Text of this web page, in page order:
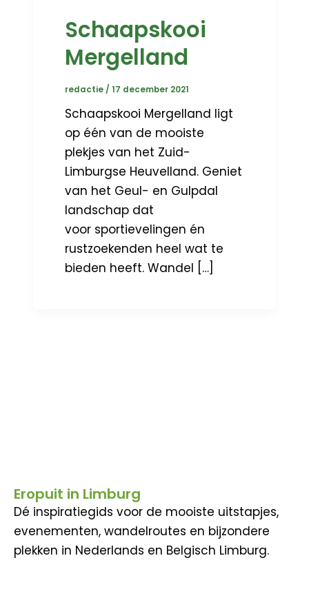
Schaapskooi
Mergelland
redactie /17 december 2021
Schaapskooi Mergelland ligt
op één van de mooiste
plekjes van het Zuid-
Limburgse Heuvelland. Geniet
van het Geul- en Gulpdal
landschap dat
voor sportievelingen én
rustzoekenden heel wat te
bieden heeft. Wandel […]
Eropuit in Limburg
Dé inspiratiegids voor de mooiste uitstapjes,
evenementen, wandelroutes en bijzondere
plekken in Nederlands en Belgisch Limburg.